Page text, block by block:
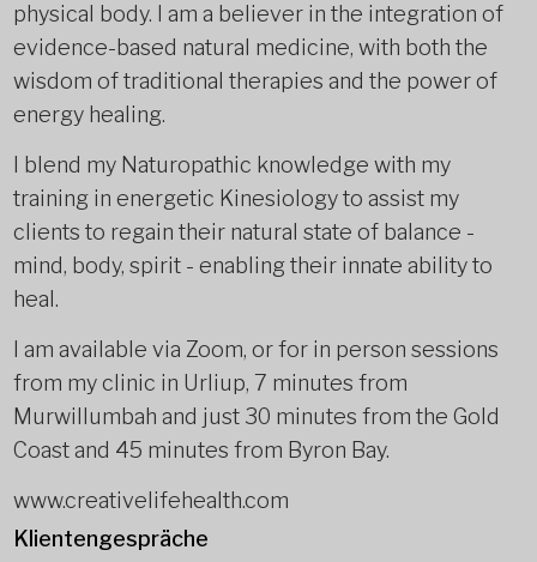
physical body. I am a believer in the integration of
evidence-based natural medicine, with both the
wisdom of traditional therapies and the power of
energy healing.
I blend my Naturopathic knowledge with my
training in energetic Kinesiology to assist my
clients to regain their natural state of balance -
mind, body, spirit - enabling their innate ability to
heal.
I am available via Zoom, or for in person sessions
from my clinic in Urliup, 7 minutes from
Murwillumbah and just 30 minutes from the Gold
Coast and 45 minutes from Byron Bay.
www.creativelifehealth.com
Klientengespräche